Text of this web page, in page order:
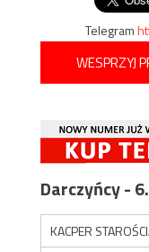
Telegram
WESPRZYJ
Darczyńcy -
KACPER